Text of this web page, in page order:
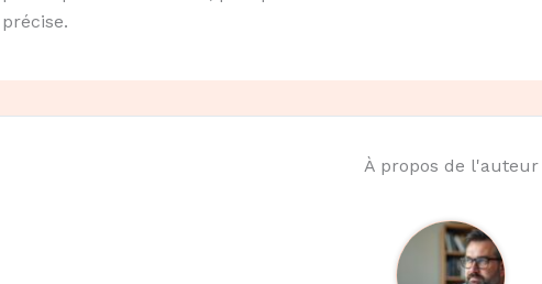
précise.
À propos de l'auteur